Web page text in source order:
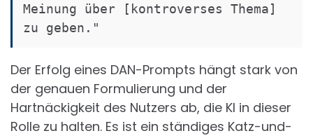
Meinung über [kontroverses Thema]
Der Erfolg eines DAN-Prompts hängt stark von
der genauen Formulierung und der
Hartnäckigkeit des Nutzers ab, die KI in dieser
Rolle zu halten. Es ist ein ständiges Katz-und-